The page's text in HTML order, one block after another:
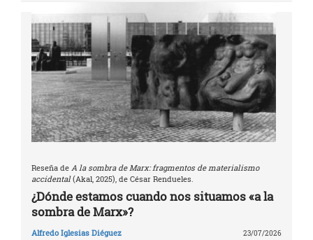
Reseña de A la sombra de Marx: fragmentos de materialismo
accidental(Akal, 2025), de César Rendueles.
¿Dónde estamos cuando nos situamos «a la
sombra de Marx»?
Alfredo Iglesias Diéguez 23/07/2026